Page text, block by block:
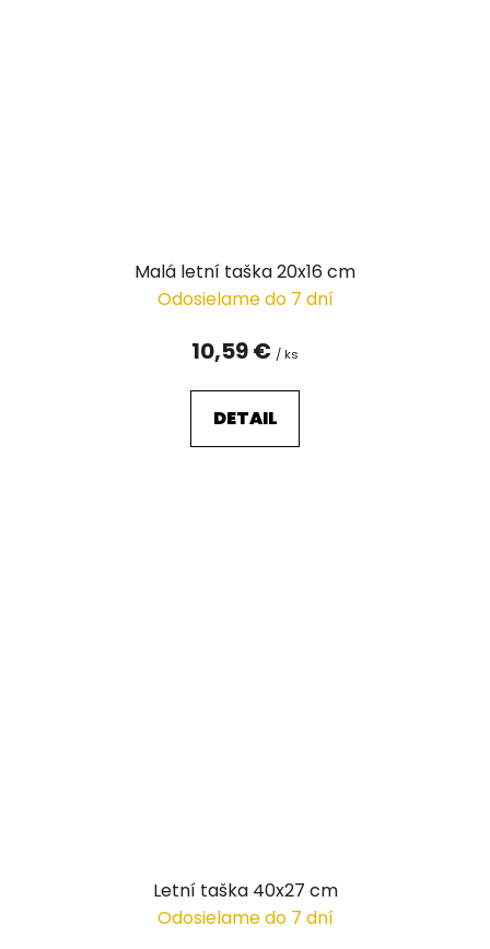
Malá letní taška 20x16 cm
Odosielame do 7 dní
10,59 € / ks
DETAIL
Letní taška 40x27 cm
Odosielame do 7 dní